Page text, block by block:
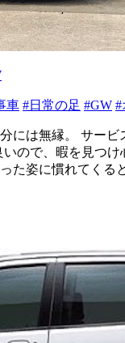
車 #日常の足 #GW #
には無縁。 サー
ので、暇を見つけ
た姿に慣れてくる